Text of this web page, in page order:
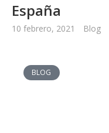
España
10 febrero, 2021 Blog
BLOG